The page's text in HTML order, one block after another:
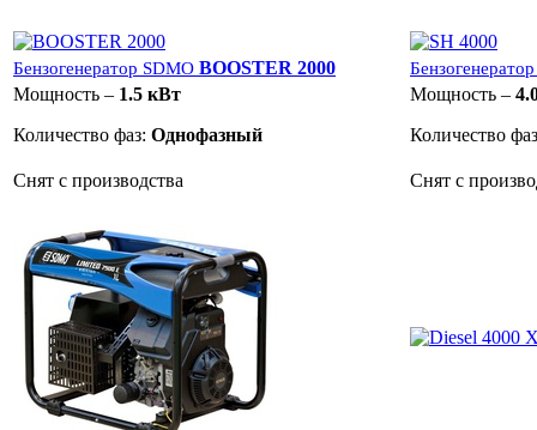
Бензогенератор SDMO BOOSTER 2000
Мощность – 1.5 кВт
Количество фаз: Однофазный
Мощность –
Количество
Снят с производства Снят с